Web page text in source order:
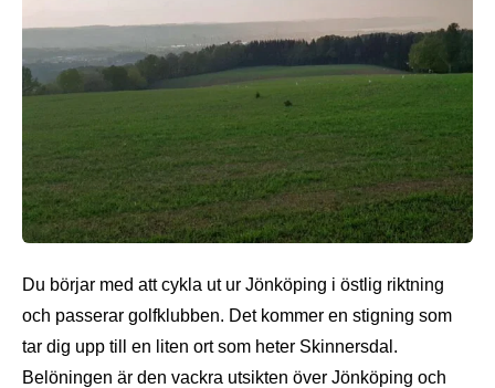
Du börjar med att cykla ut ur Jönköping i östlig riktning
och passerar golfklubben. Det kommer en stigning som
tar dig upp till en liten ort som heter Skinnersdal.
Belöningen är den vackra utsikten över Jönköping och